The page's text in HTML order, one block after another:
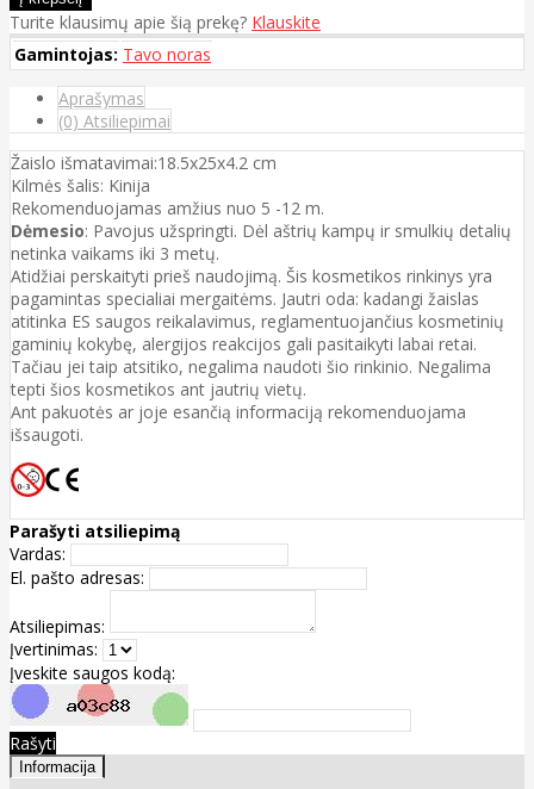
Turite klausimų apie šią prekę? Klauskite
Gamintojas: Tavo noras
Aprašymas
(0) Atsiliepimai
Žaislo išmatavimai:18.5x25x4.2 cm
Kilmės šalis: Kinija
Rekomenduojamas amžius nuo 5 -12 m.
Dėmesio: Pavojus užspringti. Dėl aštrių kampų ir smulkių detalių
netinka vaikams iki 3 metų.
Atidžiai perskaityti prieš naudojimą. Šis kosmetikos rinkinys yra
pagamintas specialiai mergaitėms. Jautri oda: kadangi žaislas
atitinka ES saugos reikalavimus, reglamentuojančius kosmetinių
gaminių kokybę, alergijos reakcijos gali pasitaikyti labai retai.
Tačiau jei taip atsitiko, negalima naudoti šio rinkinio. Negalima
tepti šios kosmetikos ant jautrių vietų.
Ant pakuotės ar joje esančią informaciją rekomenduojama
išsaugoti.
Parašyti atsiliepimą
Vardas:
El. pašto adresas:
Atsiliepimas:
Įvertinimas:
Įveskite saugos kodą:
Rašyti
Informacija